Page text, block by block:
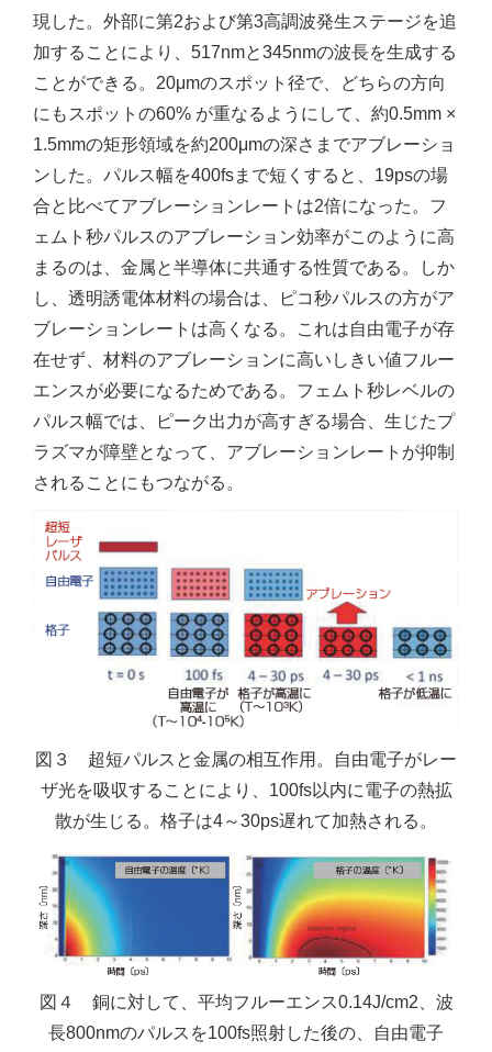
現した。外部に第2および第3高調波発生ステージを追
加することにより、517nmと345nmの波長を生成する
ことができる。20μmのスポット径で、どちらの方向
にもスポットの60% が重なるようにして、約0.5mm ×
1.5mmの矩形領域を約200μmの深さまでアブレーショ
ンした。パルス幅を400fsまで短くすると、19psの場
合と比べてアブレーションレートは2倍になった。フ
ェムト秒パルスのアブレーション効率がこのように高
まるのは、金属と半導体に共通する性質である。しか
し、透明誘電体材料の場合は、ピコ秒パルスの方がア
ブレーションレートは高くなる。これは自由電子が存
在せず、材料のアブレーションに高いしきい値フルー
エンスが必要になるためである。フェムト秒レベルの
パルス幅では、ピーク出力が高すぎる場合、生じたプ
ラズマが障壁となって、アブレーションレートが抑制
されることにもつながる。
図３ 超短パルスと金属の相互作用。自由電子がレー
ザ光を吸収することにより、100fs以内に電子の熱拡
散が生じる。格子は4～30ps遅れて加熱される。
図４ 銅に対して、平均フルーエンス0.14J/cm2、波
長800nmのパルスを100fs照射した後の、自由電子